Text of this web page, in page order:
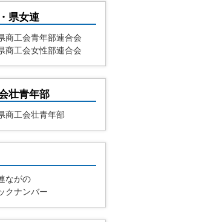
県女連
商工会青年部連合会
商工会女性部連合会
壮青年部
商工会壮青年部
ながの
クナンバー